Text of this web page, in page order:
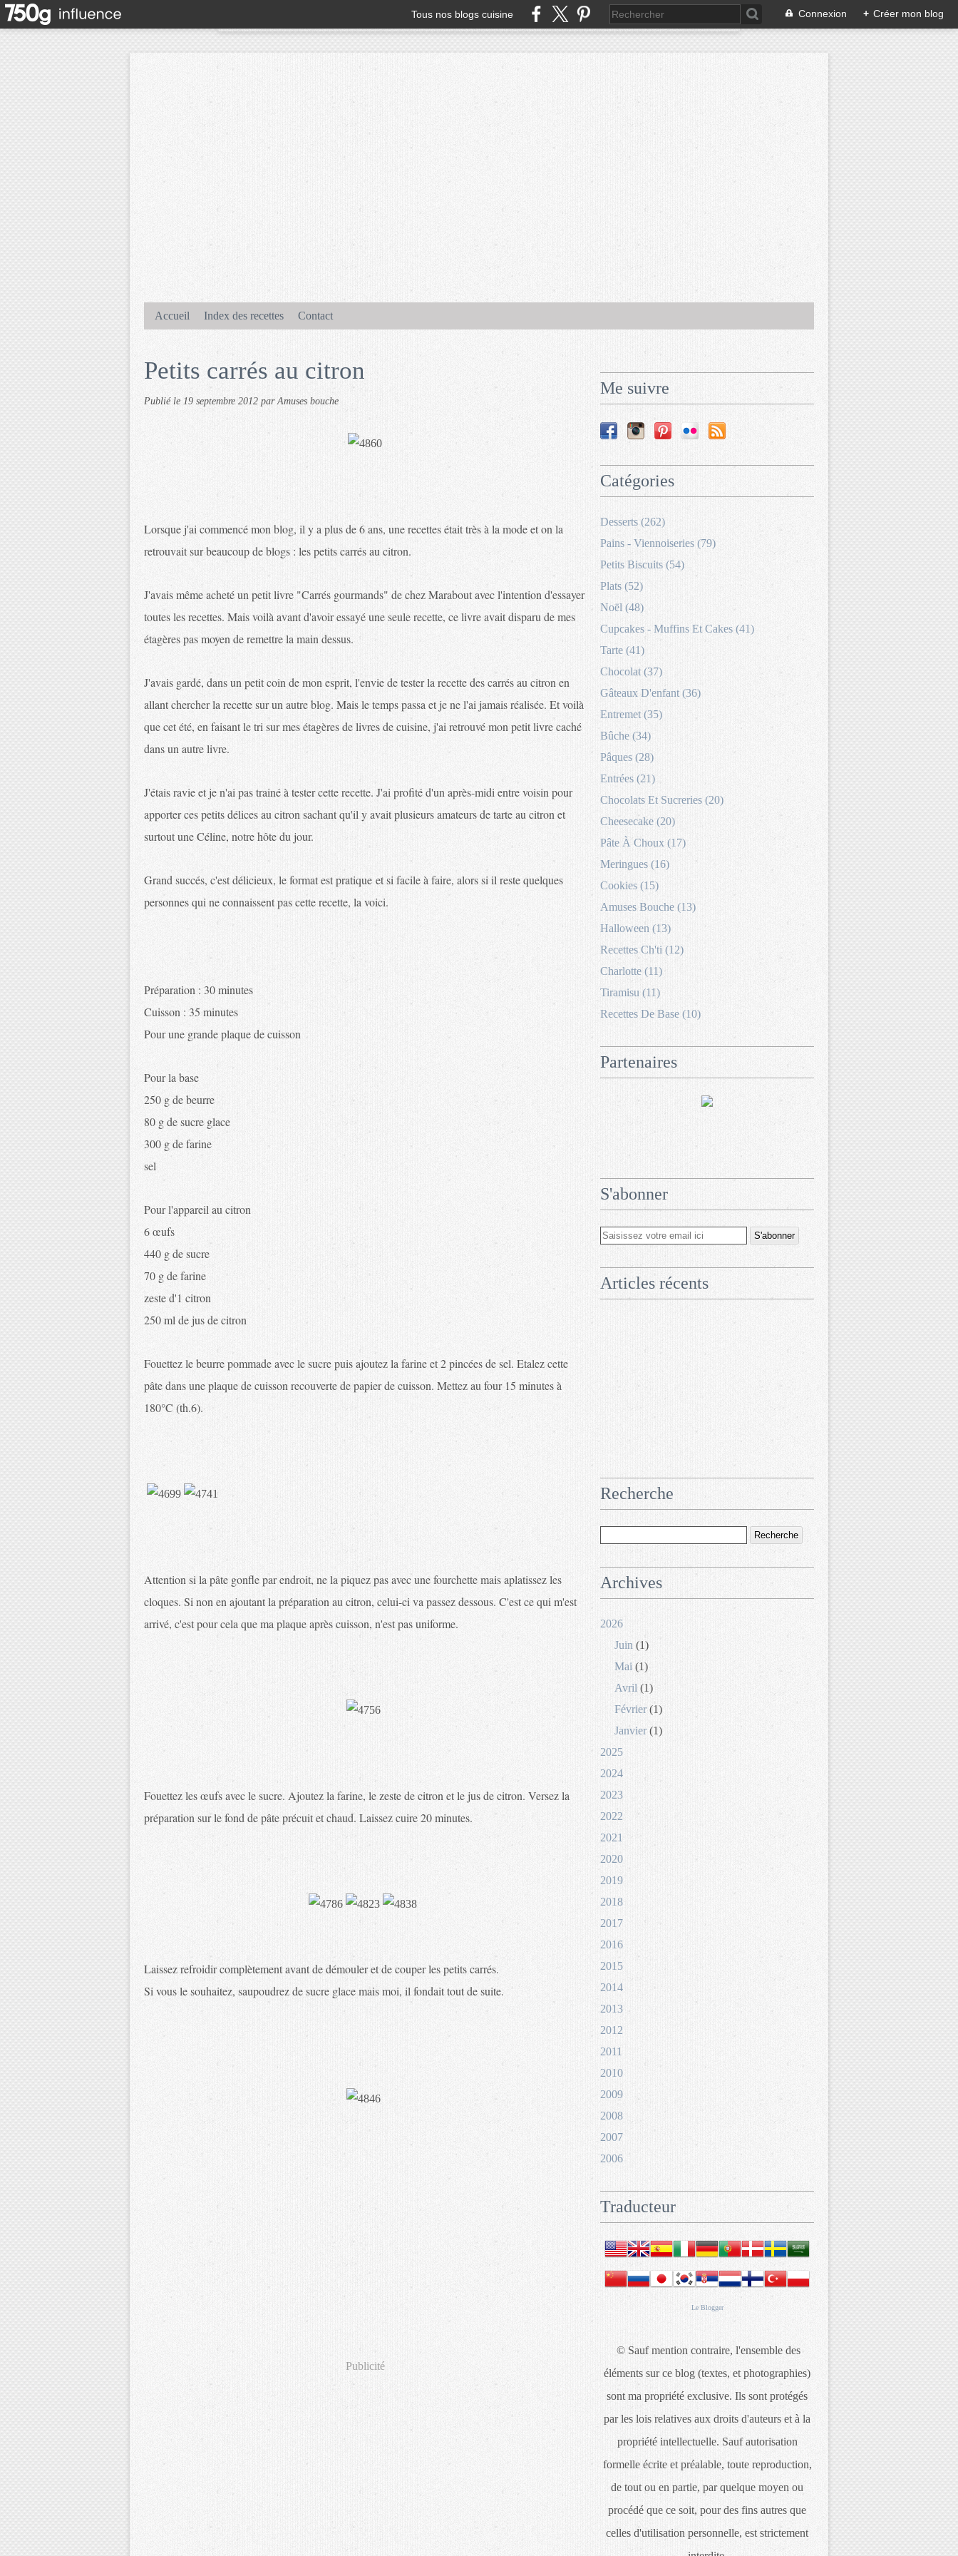
Tous nos blogs cuisine Connexion + Créer mon blog
Accueil Index des recettes Contact
Petits carrés au citron
Publié le 19 septembre 2012 par Amuses bouche
Lorsque j'ai commencé mon blog, il y a plus de 6 ans, une recettes était très à la mode et on la
retrouvait sur beaucoup de blogs : les petits carrés au citron.
J'avais même acheté un petit livre "Carrés gourmands" de chez Marabout avec l'intention d'essayer
toutes les recettes. Mais voilà avant d'avoir essayé une seule recette, ce livre avait disparu de mes
étagères pas moyen de remettre la main dessus.
J'avais gardé, dans un petit coin de mon esprit, l'envie de tester la recette des carrés au citron en
allant chercher la recette sur un autre blog. Mais le temps passa et je ne l'ai jamais réalisée. Et voilà
que cet été, en faisant le tri sur mes étagères de livres de cuisine, j'ai retrouvé mon petit livre caché
dans un autre livre.
J'étais ravie et je n'ai pas trainé à tester cette recette. J'ai profité d'un après-midi entre voisin pour
apporter ces petits délices au citron sachant qu'il y avait plusieurs amateurs de tarte au citron et
surtout une Céline, notre hôte du jour.
Grand succés, c'est délicieux, le format est pratique et si facile à faire, alors si il reste quelques
personnes qui ne connaissent pas cette recette, la voici.
Préparation : 30 minutes
Cuisson : 35 minutes
Pour une grande plaque de cuisson
Pour la base
250 g de beurre
80 g de sucre glace
300 g de farine
sel
Pour l'appareil au citron
6 œufs
440 g de sucre
70 g de farine
zeste d'1 citron
250 ml de jus de citron
Fouettez le beurre pommade avec le sucre puis ajoutez la farine et 2 pincées de sel. Etalez cette
pâte dans une plaque de cuisson recouverte de papier de cuisson. Mettez au four 15 minutes à
180°C (th.6).
Attention si la pâte gonfle par endroit, ne la piquez pas avec une fourchette mais aplatissez les
cloques. Si non en ajoutant la préparation au citron, celui-ci va passez dessous. C'est ce qui m'est
arrivé, c'est pour cela que ma plaque après cuisson, n'est pas uniforme.
Fouettez les œufs avec le sucre. Ajoutez la farine, le zeste de citron et le jus de citron. Versez la
préparation sur le fond de pâte précuit et chaud. Laissez cuire 20 minutes.
Laissez refroidir complètement avant de démouler et de couper les petits carrés.
Si vous le souhaitez, saupoudrez de sucre glace mais moi, il fondait tout de suite.
Publicité
Me suivre
Catégories
Desserts (262)
Pains - Viennoiseries (79)
Petits Biscuits (54)
Plats (52)
Noël (48)
Cupcakes - Muffins Et Cakes (41)
Tarte (41)
Chocolat (37)
Gâteaux D'enfant (36)
Entremet (35)
Bûche (34)
Pâques (28)
Entrées (21)
Chocolats Et Sucreries (20)
Cheesecake (20)
Pâte À Choux (17)
Meringues (16)
Cookies (15)
Amuses Bouche (13)
Halloween (13)
Recettes Ch'ti (12)
Charlotte (11)
Tiramisu (11)
Recettes De Base (10)
Partenaires
S'abonner
Articles récents
Recherche
Archives
2026
Juin (1)
Mai (1)
Avril (1)
Février(1)
Janvier (1)
2025
2024
2023
2022
2021
2020
2019
2018
2017
2016
2015
2014
2013
2012
2011
2010
2009
2008
2007
2006
Traducteur
Le Blogger
© Sauf mention contraire, l'ensemble des
éléments sur ce blog (textes, et photographies)
sont ma propriété exclusive. Ils sont protégés
par les lois relatives aux droits d'auteurs et à la
propriété intellectuelle. Sauf autorisation
formelle écrite et préalable, toute reproduction,
de tout ou en partie, par quelque moyen ou
procédé que ce soit, pour des fins autres que
celles d'utilisation personnelle, est strictement